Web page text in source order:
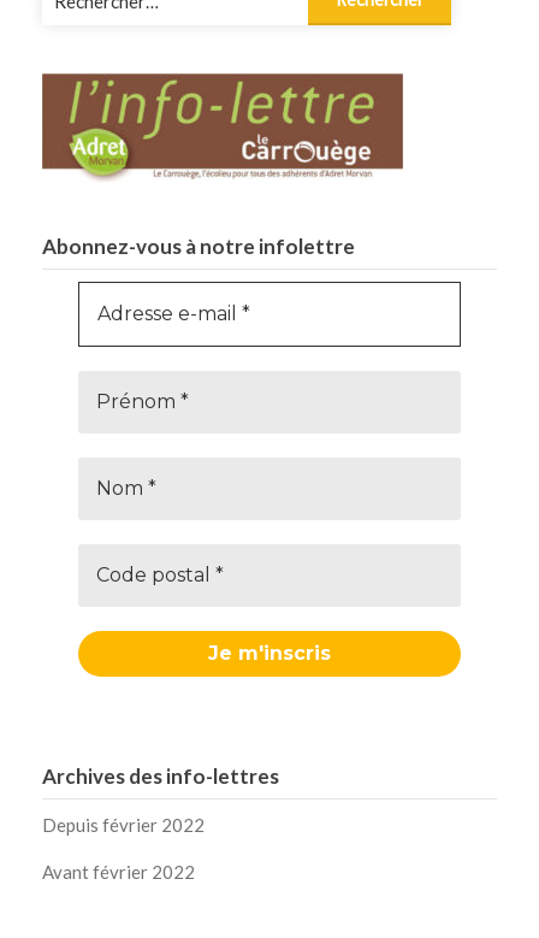
Abonnez-vous à notre infolettre
Archives des info-lettres
Depuis février 2022
Avant février 2022